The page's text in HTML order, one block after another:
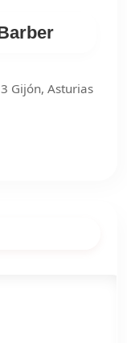
Gijón, Asturias